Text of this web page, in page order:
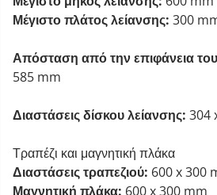
Μέγιστο πλάτος λείανσης: 300
Απόσταση από την επιφάνεια
585 mm
Διαστάσεις δίσκου λείανσης: 304
Τραπέζι και μαγνητική πλάκα
Διαστάσεις τραπεζιού: 600 x 300
Μαγνητική πλάκα: 600 x 300 mm